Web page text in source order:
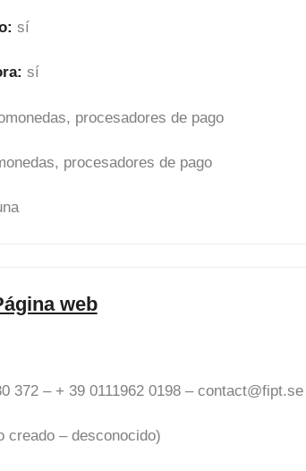
sí
sí
procesadores de pago
procesadores de pago
web
372 – + 39 0111962 0198 –contact@fipt.se
creado – desconocido)